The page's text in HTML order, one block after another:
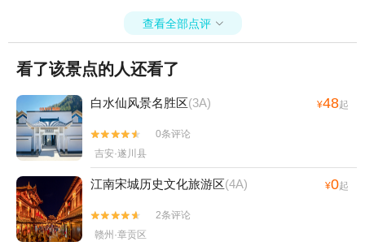
查看全部点评 
看了该景点的人还看了
白水仙风景名胜区(3A) ¥48起


0条评论
吉安·遂川县
江南宋城历史文化旅游区(4A) ¥0起


2条评论
赣州·章贡区